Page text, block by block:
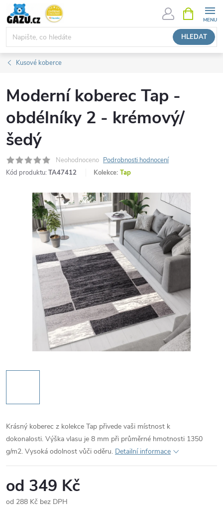
Přejít
obsah
HLEDAT
NÁKUPNÍ
KOŠÍK
Kusové koberce
Moderní koberec Tap -
obdélníky 2 - krémový/
šedý
Neohodnoceno Podrobnosti hodnocení
Kód produktu: TA47412 Kolekce: Tap
Krásný koberec z kolekce Tap přivede vaši místnost k
dokonalosti. Výška vlasu je 8 mm při průměrné hmotnosti 1350
g/m2. Vysoká odolnost vůči oděru. Detailní informace
od 349 Kč
od 288 Kč bez DPH